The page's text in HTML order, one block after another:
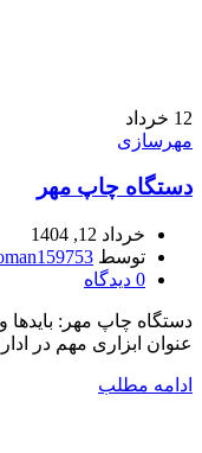
12 خرداد
مهرسازی
دستگاه چاپ مهر
خرداد 12, 1404
توسط
0 دیدگاه
دستگاه چاپ مهر: بایدها و
عنوان ابزاری مهم در
ادامه مطلب